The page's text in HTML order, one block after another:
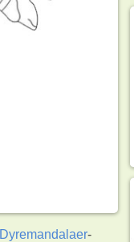
Dyremandalaer-